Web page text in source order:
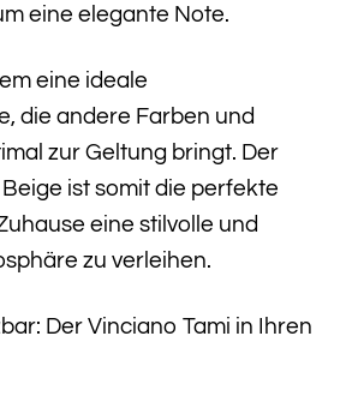
eine elegante Note.
eine ideale
die andere Farben und
zur Geltung bringt. Der
ist somit die perfekte
eine stilvolle und
zu verleihen.
Der Vinciano Tami in Ihren